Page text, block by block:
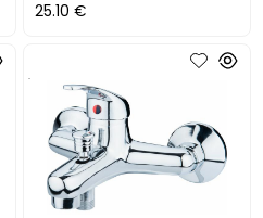
25.10 €
.